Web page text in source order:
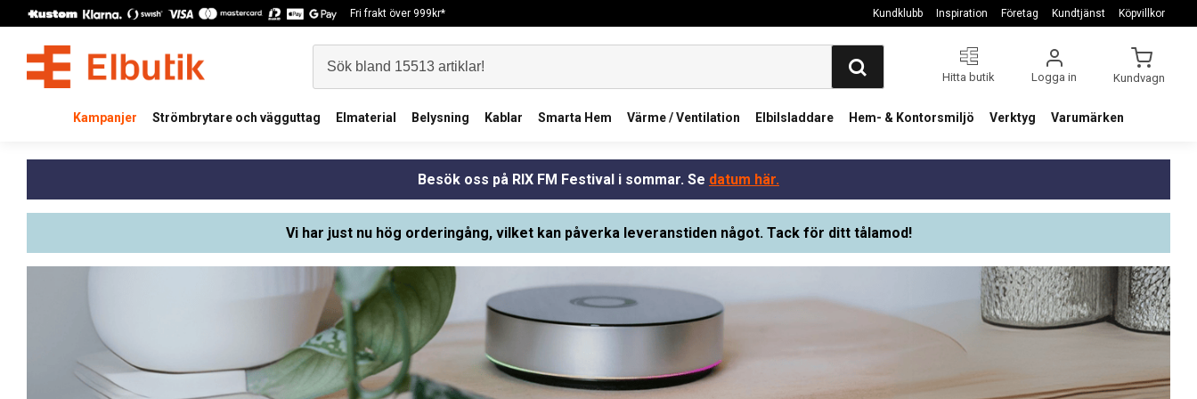
Fri frakt över 999kr* Kundklubb Inspiration Företag Kundtjänst Köpvillkor
Hitta butik Logga in Kundvagn
Kampanjer Strömbrytare och vägguttag Elmaterial Belysning Kablar Smarta Hem Värme / Ventilation Elbilsladdare Hem- & Kontorsmiljö Verktyg Varumärken
Besök oss på RIX FM Festival i sommar. Se datum här.
Vi har just nu hög orderingång, vilket kan påverka leveranstiden något. Tack för ditt tålamod!